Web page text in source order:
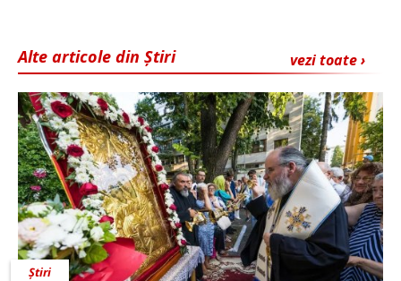
vezi toate ›
Alte articole din Știri
Știri